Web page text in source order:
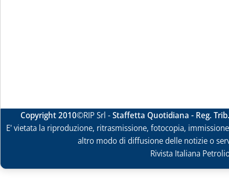
Copyright 2010©RIP Srl -Staffetta Quotidiana - Reg.
E' vietata la riproduzione, ritrasmissione, fotocopia,
altro modo di diffusione delle notizie o
Rivista Italiana